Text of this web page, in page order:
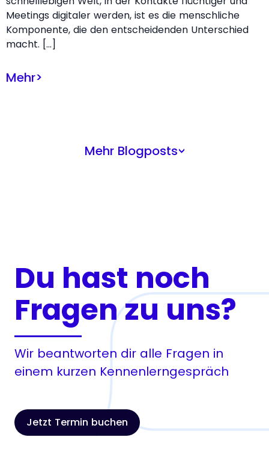
Meetings digitaler werden, ist es die menschliche
Komponente, die den entscheidenden Unterschied
macht. […]
Mehr>
Mehr Blogposts>
Du hast noch
Fragen zu uns?
Wir beantworten dir alle Fragen in
einem kurzen Kennenlerngespräch
Jetzt Termin buchen